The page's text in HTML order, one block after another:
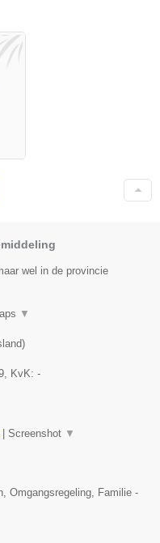
wel in de provincie
▼
)
, KvK: -
Screenshot ▼
Omgangsregeling, Familie -